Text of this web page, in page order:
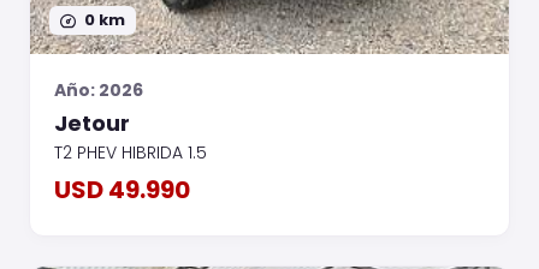
0 km
Año: 2026
Jetour
T2 PHEV HIBRIDA 1.5
USD 49.990